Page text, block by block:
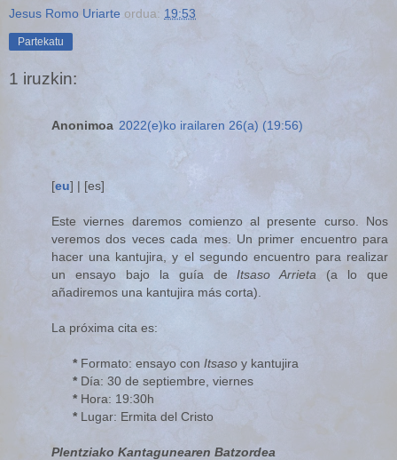
Jesus Romo Uriarte ordua: 19:53
Partekatu
1 iruzkin:
Anonimoa 2022(e)ko irailaren 26(a) (19:56)
[eu] | [es]
Este viernes daremos comienzo al presente curso. Nos
veremos dos veces cada mes. Un primer encuentro para
hacer una kantujira, y el segundo encuentro para realizar
un ensayo bajo la guía deItsaso Arrieta (a lo que
añadiremos una kantujira más corta).
La próxima cita es:
*Formato: ensayo con Itsaso y kantujira
*Día: 30 de septiembre, viernes
* Hora: 19:30h
* Lugar: Ermita del Cristo
Plentziako Kantagunearen Batzordea